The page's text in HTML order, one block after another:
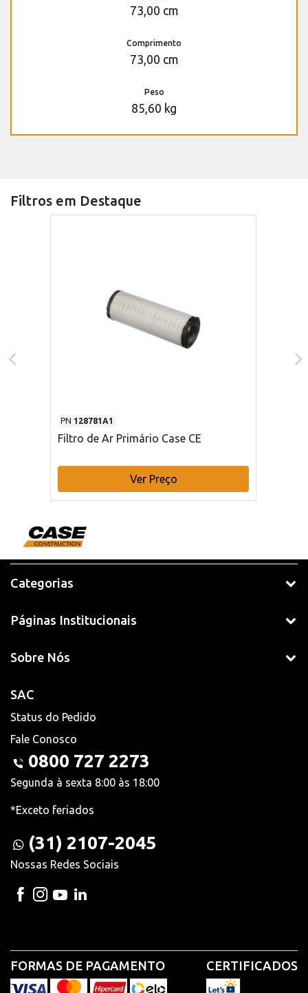
73,00 cm
Comprimento
73,00 cm
Peso
85,60 kg
Filtros em Destaque
PN 128781A1
Filtro de Ar Primário Case CE
Ver Preço
Categorias
Páginas Institucionais
Sobre Nós
SAC
Status do Pedido
Fale Conosco
0800 727 2273
Segunda à sexta 8:00 às 18:00
*Exceto feriados
(31) 2107-2045
Nossas Redes Sociais
FORMAS DE PAGAMENTO CERTIFICADOS